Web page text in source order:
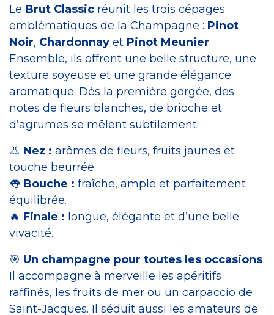
Le Brut Classic réunit les trois cépages
emblématiques de la Champagne : Pinot
Noir, Chardonnay et Pinot Meunier.
Ensemble, ils offrent une belle structure, une
texture soyeuse et une grande élégance
aromatique. Dès la première gorgée, des
notes de fleurs blanches, de brioche et
d’agrumes se mêlent subtilement.
👃 Nez : arômes de fleurs, fruits jaunes et
touche beurrée.
👅 Bouche : fraîche, ample et parfaitement
équilibrée.
🔥 Finale : longue, élégante et d’une belle
vivacité.
🎯 Un champagne pour toutes les occasions
Il accompagne à merveille les apéritifs
raffinés, les fruits de mer ou un carpaccio de
Saint-Jacques. Il séduit aussi les amateurs de